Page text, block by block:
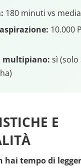
180 minuti vs
10.000
multipiano: sì (solo
E
hai tempo di